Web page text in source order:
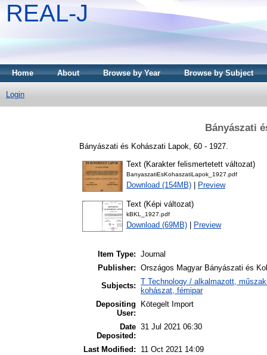
REAL-J
Home About Browse by Year Browse by Subject
Login
Bányászati
Bányászati és Kohászati Lapok, 60 - 1927.
Text (Karakter felismertetett változat)
BanyaszatiEsKohaszatiLapok_1927.pdf
Download (154MB) Preview
Text (Képi változat)
kBKL_1927.pdf
Download (69MB) Preview
Item Type: Journal
Publisher: Országos Magyar Bányászati és
Subjects: T Technology / alkalmazott,
kohászat, fémipar
Depositing
User:
Kötegelt Import
Date
Deposited:
31 Jul 2021 06:30
Last Modified:
11 Oct 2021 14:09